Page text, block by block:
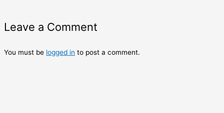
Leave a Comment
You must be logged in to post a comment.